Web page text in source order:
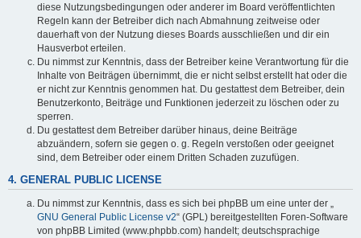
diese Nutzungsbedingungen oder anderer im Board veröffentlichten
Regeln kann der Betreiber dich nach Abmahnung zeitweise oder
dauerhaft von der Nutzung dieses Boards ausschließen und dir ein
Hausverbot erteilen.
Du nimmst zur Kenntnis, dass der Betreiber keine Verantwortung für die
Inhalte von Beiträgen übernimmt, die er nicht selbst erstellt hat oder die
er nicht zur Kenntnis genommen hat. Du gestattest dem Betreiber, dein
Benutzerkonto, Beiträge und Funktionen jederzeit zu löschen oder zu
sperren.
Du gestattest dem Betreiber darüber hinaus, deine Beiträge
abzuändern, sofern sie gegen o. g. Regeln verstoßen oder geeignet
sind, dem Betreiber oder einem Dritten Schaden zuzufügen.
4. GENERAL PUBLIC LICENSE
Du nimmst zur Kenntnis, dass es sich bei phpBB um eine unter der „
GNU General Public License v2“ (GPL) bereitgestellten Foren-Software
von phpBB Limited (www.phpbb.com) handelt; deutschsprachige